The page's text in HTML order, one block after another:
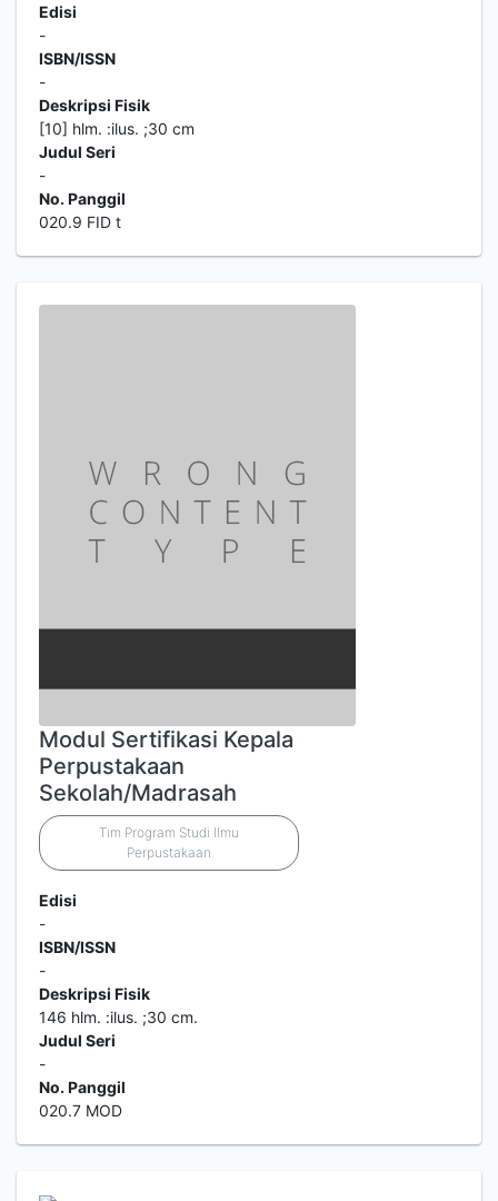
Edisi
-
ISBN/ISSN
-
Deskripsi Fisik
[10] hlm. :ilus. ;30 cm
Judul Seri
-
No. Panggil
020.9 FID t
Modul Sertifikasi Kepala
Perpustakaan
Sekolah/Madrasah
Tim Program Studi Ilmu
Perpustakaan
Edisi
-
ISBN/ISSN
-
Deskripsi Fisik
146 hlm. :ilus. ;30 cm.
Judul Seri
-
No. Panggil
020.7 MOD